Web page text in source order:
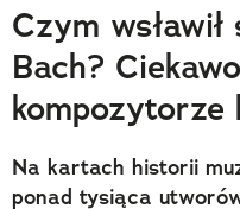
Trendbook Podróżniczy
Polecane
Czym
Bach?
kompozytorze
Na kartach historii
ponad tysiąca